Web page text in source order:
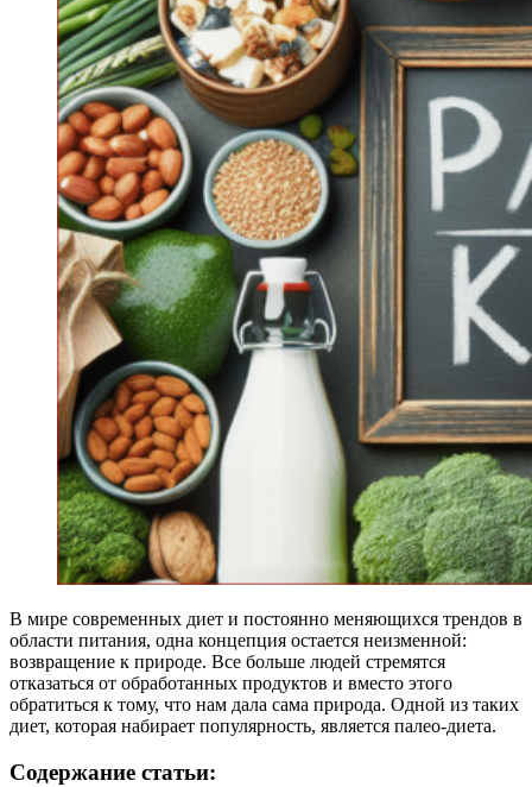
В мире современных диет и постоянно меняющихся трендов в
области питания, одна концепция остается неизменной:
возвращение к природе. Все больше людей стремятся
отказаться от обработанных продуктов и вместо этого
обратиться к тому, что нам дала сама природа. Одной из таких
диет, которая набирает популярность, является палео-диета.
Содержание статьи: